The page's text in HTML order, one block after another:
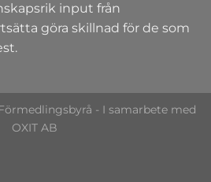
input från
göra skillnad för de som
- I samarbete med
OXIT AB